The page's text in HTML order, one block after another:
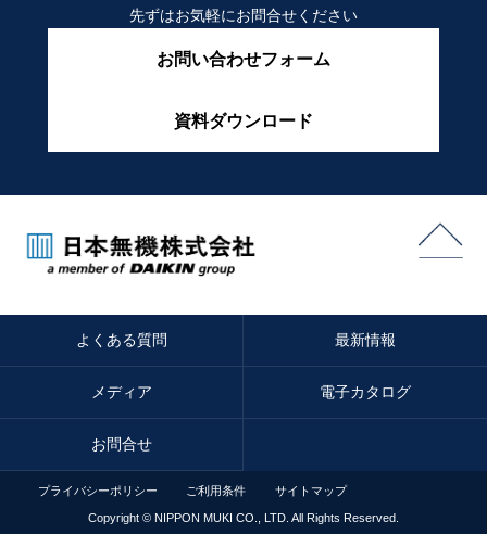
先ずはお気軽にお問合せください
お問い合わせフォーム
資料ダウンロード
よくある質問 最新情報
メディア 電子カタログ
お問合せ
プライバシーポリシー ご利用条件 サイトマップ
Copyright © NIPPON MUKI CO., LTD. All Rights Reserved.